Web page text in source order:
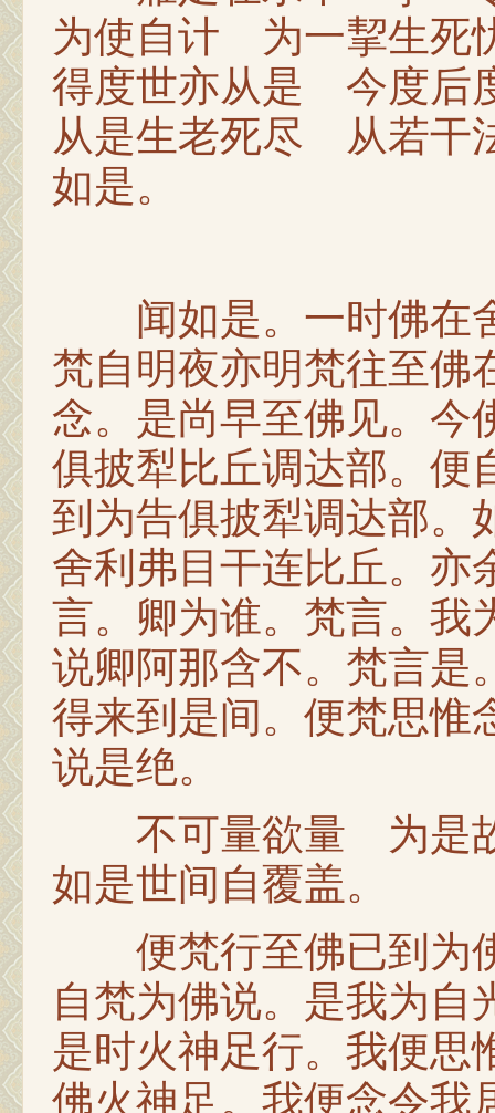
为使自计 为一挈生
得度世亦从是 今度
从是生老死尽 从若
如是。
闻如是。一时佛在
梵自明夜亦明梵往至佛
念。是尚早至佛见。今
俱披犁比丘调达部。便
到为告俱披犁调达部。
舍利弗目干连比丘。亦
言。卿为谁。梵言。我
说卿阿那含不。梵言是
得来到是间。便梵思惟
说是绝。
不可量欲量 为是
如是世间自覆盖。
便梵行至佛已到为
自梵为佛说。是我为自
是时火神足行。我便思
佛火神足。我便念令我